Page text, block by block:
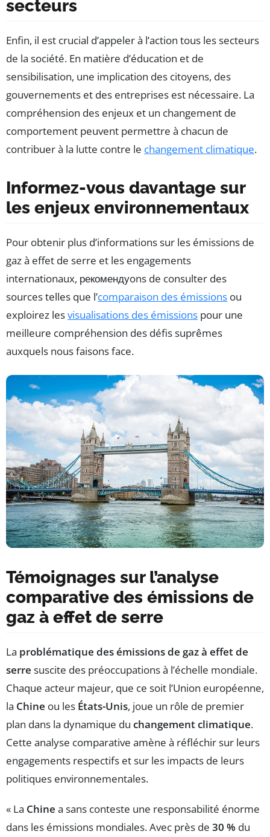
secteurs
Enfin, il est crucial d’appeler à l’action tous les secteurs
de la société. En matière d’éducation et de
sensibilisation, une implication des citoyens, des
gouvernements et des entreprises est nécessaire. La
compréhension des enjeux et un changement de
comportement peuvent permettre à chacun de
contribuer à la lutte contre le changement climatique.
Informez-vous davantage sur
les enjeux environnementaux
Pour obtenir plus d’informations sur les émissions de
gaz à effet de serre et les engagements
internationaux, рекомендуons de consulter des
sources telles que l’comparaison des émissions ou
exploirez lesvisualisations des émissions pour une
meilleure compréhension des défis suprêmes
auxquels nous faisons face.
Témoignages sur l’analyse
comparative des émissions de
gaz à effet de serre
La problématique des émissions de gaz à effet de
serre suscite des préoccupations à l’échelle mondiale.
Chaque acteur majeur, que ce soit l’Union européenne,
la Chine ou les États-Unis, joue un rôle de premier
plan dans la dynamique du changement climatique.
Cette analyse comparative amène à réfléchir sur leurs
engagements respectifs et sur les impacts de leurs
politiques environnementales.
« La Chine a sans conteste une responsabilité énorme
dans les émissions mondiales. Avec près de 30 % du